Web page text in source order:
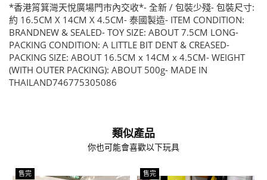
*香港筲箕灣天悅廣場門市內交收*- 全新 / 包裝少殘- 包裝尺寸:
約 16.5CM X 14CM X 4.5CM- 泰國製造- ITEM CONDITION:
BRANDNEW & SEALED- TOY SIZE: ABOUT 7.5CM LONG-
PACKING CONDITION: A LITTLE BIT DENT & CREASED-
PACKING SIZE: ABOUT 16.5CM x 14CM x 4.5CM- WEIGHT
(WITH OUTER PACKING): ABOUT 500g- MADE IN
THAILAND746775305086
類似產品
你也可能會喜歡以下玩具
售完 售完